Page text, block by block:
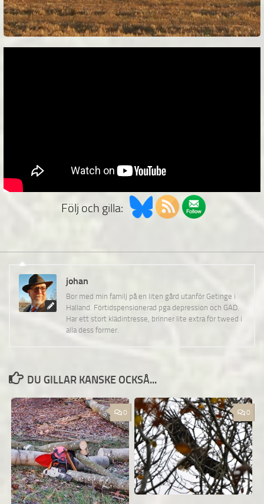
Följ och gilla:
johan
Bor med min familj på en liten gård utanför Getinge i
Halland. Förtidspensionerad pga depression och GAD.
Har ett stort klädintresse, brinner lite extra för tweed i
alla dess former.
DU GILLAR KANSKE OCKSÅ...
0 0